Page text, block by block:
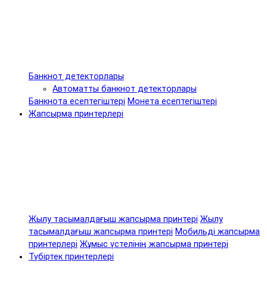
Банкнот детекторлары
Автоматты банкнот детекторлары
Банкнота есептегіштері Монета есептегіштері
Жапсырма принтерлері
Жылу тасымалдағыш жапсырма принтері Жылу
тасымалдағыш жапсырма принтері Мобильді жапсырма
принтерлері Жұмыс үстелінің жапсырма принтері
Түбіртек принтерлері